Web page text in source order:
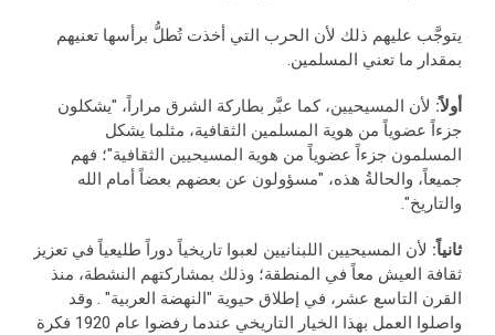
يتوجَّب عليهم ذلك لأن الحرب التي أخذت تُطلُّ برأسها تعنيهم
بمقدار ما تعني المسلمين.
أولاً: لأن المسيحيين، كما عبَّر بطاركة الشرق مراراً، "يشكلون
جزءاً عضوياً من هوية المسلمين الثقافية، مثلما يشكل
المسلمون جزءاً عضوياً من هوية المسيحيين الثقافية"؛ فهم
جميعاً، والحالةُ هذه، "مسؤولون عن بعضهم بعضاً أمام الله
والتاريخ".
ثانياً: لأن المسيحيين اللبنانيين لعبوا تاريخياً دوراً طليعياً في تعزيز
ثقافة العيش معاً في المنطقة؛ وذلك بمشاركتهم النشطة، منذ
القرن التاسع عشر، في إطلاق حيوية "النهضة العربية" . وقد
واصلوا العمل بهذا الخيار التاريخي عندما رفضوا عام 1920 فكرة